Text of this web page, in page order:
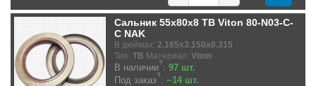
Сальник 55x80x8 TB Viton 80-N03-C-
C NAK
В дюймах: 2.165x3.150x0.315
Тип: TB Материал: Viton
В наличии?: 97 шт.
Под заказ?: ~14 шт.